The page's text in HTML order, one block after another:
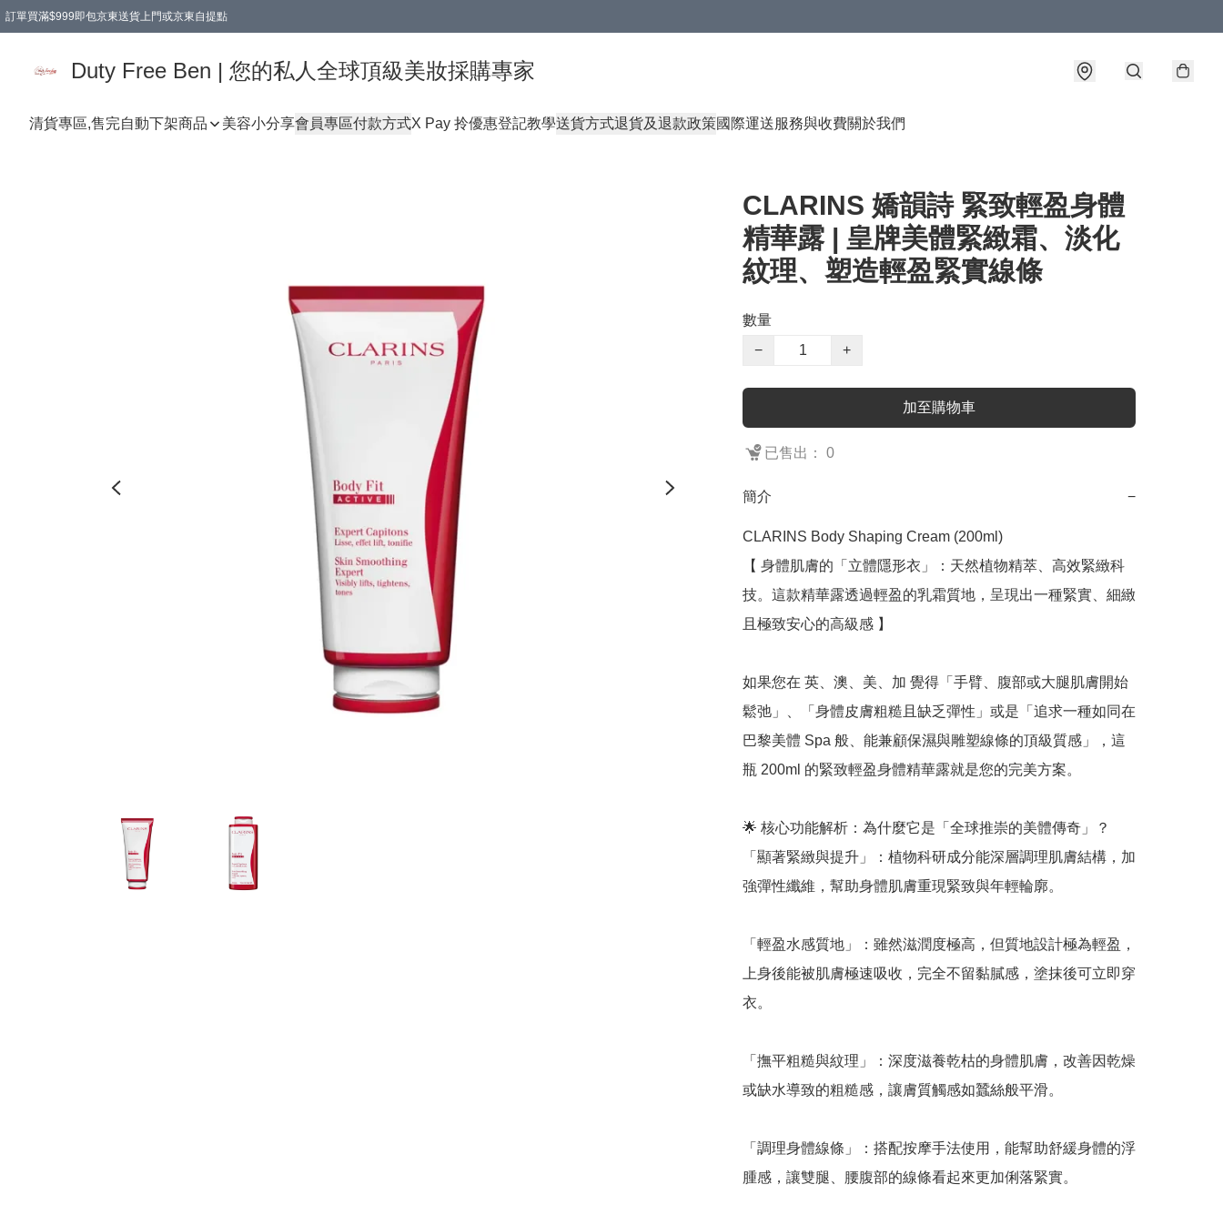
訂單買滿$999即包京東送貨上門或京東自提點
Duty Free Ben | 您的私人全球頂級美妝採購專家
清貨專區,售完自動下架商品 美容小分享會員專區付款方式X Pay 拎優惠登記教學送貨方式退貨及退款政策國際運送服務與收費關於我們
CLARINS 嬌韻詩 緊致輕盈身體
精華露 | 皇牌美體緊緻霜、淡化
紋理、塑造輕盈緊實線條
數量
−
+
加至購物車
已售出： 0
簡介 −
CLARINS Body Shaping Cream (200ml)
【 身體肌膚的「立體隱形衣」：天然植物精萃、高效緊緻科
技。這款精華露透過輕盈的乳霜質地，呈現出一種緊實、細緻
且極致安心的高級感 】
如果您在 英、澳、美、加 覺得「手臂、腹部或大腿肌膚開始
鬆弛」、「身體皮膚粗糙且缺乏彈性」或是「追求一種如同在
巴黎美體 Spa 般、能兼顧保濕與雕塑線條的頂級質感」，這
瓶 200ml 的緊致輕盈身體精華露就是您的完美方案。
🌟 核心功能解析：為什麼它是「全球推崇的美體傳奇」？
「顯著緊緻與提升」：植物科研成分能深層調理肌膚結構，加
強彈性纖維，幫助身體肌膚重現緊致與年輕輪廓。
「輕盈水感質地」：雖然滋潤度極高，但質地設計極為輕盈，
上身後能被肌膚極速吸收，完全不留黏膩感，塗抹後可立即穿
衣。
「撫平粗糙與紋理」：深度滋養乾枯的身體肌膚，改善因乾燥
或缺水導致的粗糙感，讓膚質觸感如蠶絲般平滑。
「調理身體線條」：搭配按摩手法使用，能幫助舒緩身體的浮
腫感，讓雙腿、腰腹部的線條看起來更加俐落緊實。